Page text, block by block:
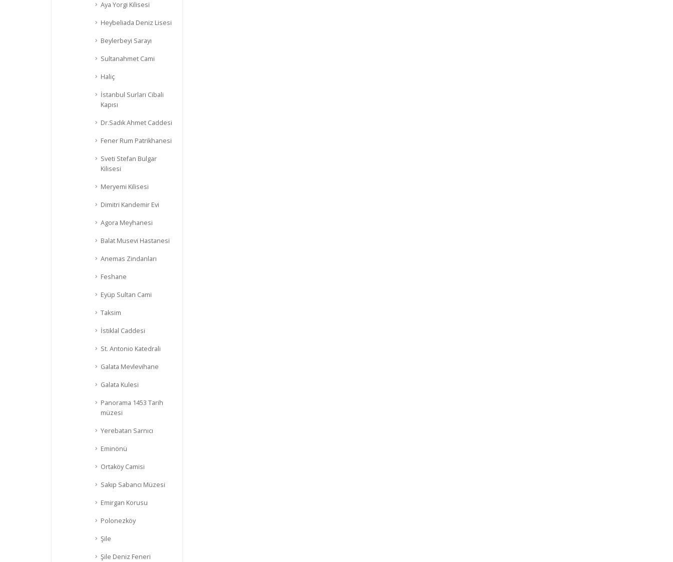
Aya Yorgi Kilisesi
Heybeliada Deniz Lisesi
Beylerbeyi Sarayı
Sultanahmet Cami
Haliç
İstanbul Surları Cibali
Kapısı
Dr.Sadık Ahmet Caddesi
Fener Rum Patrikhanesi
Sveti Stefan Bulgar
Kilisesi
Meryemi Kilisesi
Dimitri Kandemir Evi
Agora Meyhanesi
Balat Musevi Hastanesi
Anemas Zindanları
Feshane
Eyüp Sultan Cami
Taksim
İstiklal Caddesi
St. Antonio Katedrali
Galata Mevlevihane
Galata Kulesi
Panorama 1453 Tarih
müzesi
Yerebatan Sarnıcı
Eminönü
Ortaköy Camisi
Sakıp Sabancı Müzesi
Emirgan Korusu
Polonezköy
Şile
Şile Deniz Feneri